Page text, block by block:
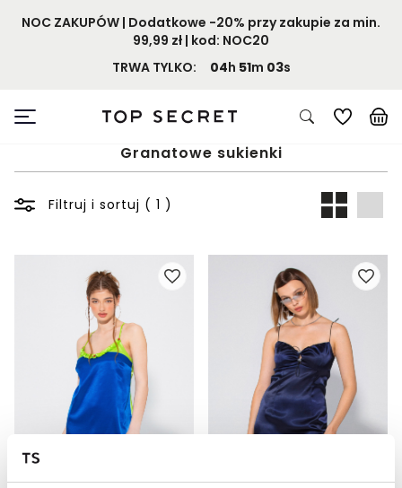
NOC ZAKUPÓW | Dodatkowe -20% przy zakupie za min.
99,99 zł | kod: NOC20
TRWA TYLKO:
04h 51m 03s
Granatowe sukienki
Filtruj i sortuj ( 1 )